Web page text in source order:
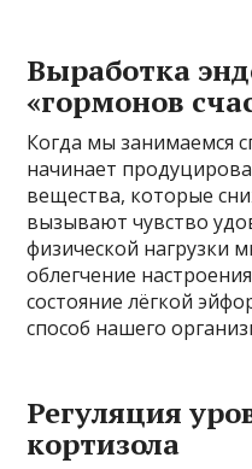
Выработка
«гормонов
Когда мы занимаемся
начинает
вещества, которые
вызывают чувство
физической нагрузки
облегчение
состояние лёгкой
способ нашего
Регуляция
кортизола